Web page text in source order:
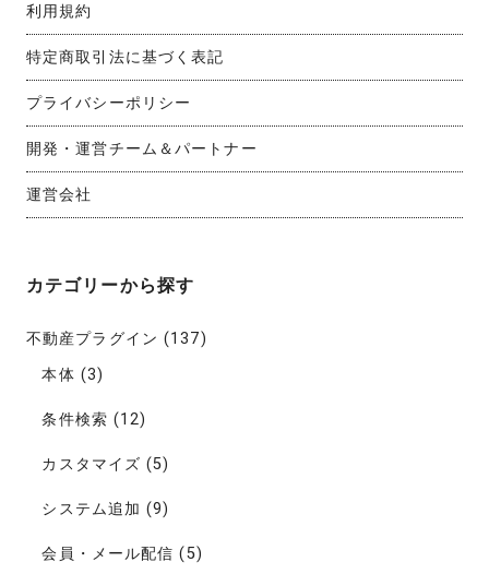
利用規約
特定商取引法に基づく表記
プライバシーポリシー
開発・運営チーム＆パートナー
運営会社
カテゴリーから探す
不動産プラグイン (137)
本体 (3)
条件検索 (12)
カスタマイズ (5)
システム追加 (9)
会員・メール配信 (5)